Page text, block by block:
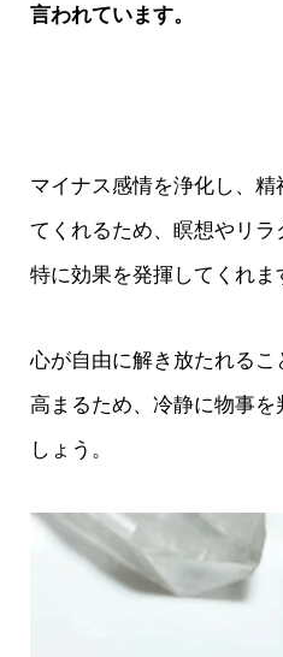
言われています。
マイナス感情を浄化し、
てくれるため、瞑想やリラ
特に効果を発揮してくれま
心が自由に解き放たれる
高まるため、冷静に物事
しょう。